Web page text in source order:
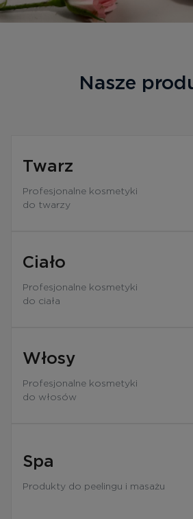
Kontakt
Nasze
Twarz
Profesjonalne kosmetyki
do twarzy
Ciało
Profesjonalne kosmetyki
do ciała
Włosy
Profesjonalne kosmetyki
do włosów
Spa
Produkty do peelingu i masażu